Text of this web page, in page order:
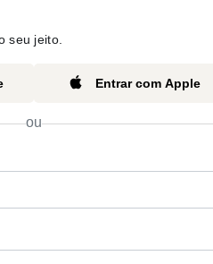
seu jeito.
Entrar com Apple
ou